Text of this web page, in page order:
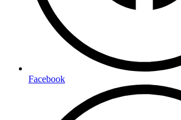
Facebook